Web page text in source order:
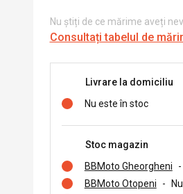
Nu știți de ce mărime aveți
Consultați tabelul de
Livrare la domiciliu
Nu este în stoc
Stoc magazin
BBMoto Gheorgheni
-
BBMoto Otopeni
-